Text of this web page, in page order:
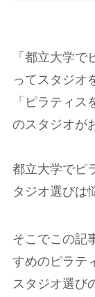
「都立大学
ってスタジオ
「ピラティ
のスタジオが
都立大学でピ
タジオ選びは
そこでこの記
すめのピラテ
スタジオ選び